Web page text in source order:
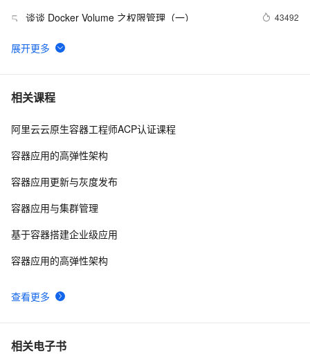
5 谈谈 Docker Volume 之权限管理（一） 43492
6 容器镜像服务 Docker镜像的基本使用
7 理解Docker容器的进程管理
8 在阿里云容器服务上开发基于Docker的Spring Cloud
Serving集群
10阿里云容器服务新建集群优化方案
相关课程
查看更多
阿里云云原生容器工程师ACP认证课程
容器应用的高弹性架构
容器应用更新与灰度发布
容器应用与集群管理
基于容器搭建企业级应用
容器应用的高弹性架构
相关电子书